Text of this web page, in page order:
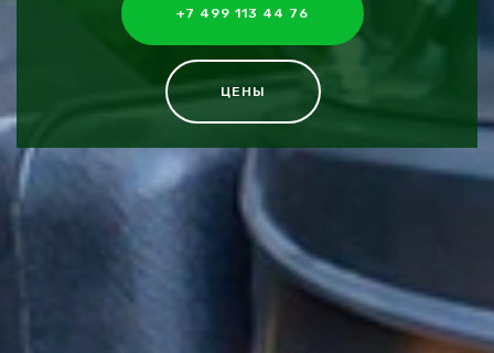
+7 499 113 44 76
ЦЕНЫ